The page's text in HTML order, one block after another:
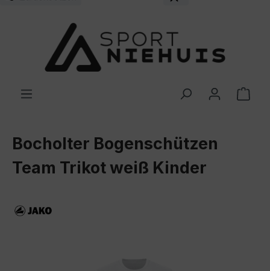
Bocholter Bogenschützen
Team Trikot weiß Kinder